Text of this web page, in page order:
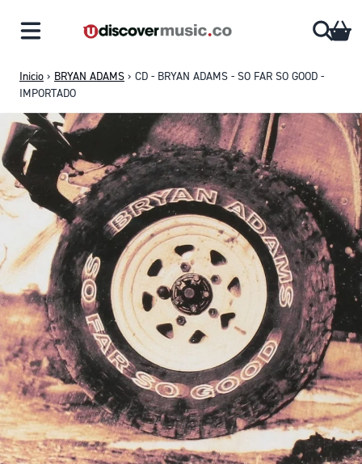
Inicio › BRYAN ADAMS › CD - BRYAN ADAMS - SO FAR SO GOOD -
IMPORTADO